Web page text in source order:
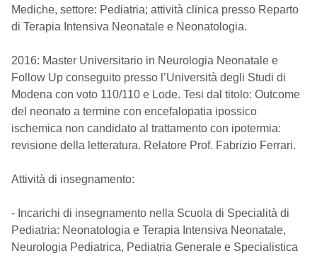
Mediche, settore: Pediatria; attività clinica presso Reparto
di Terapia Intensiva Neonatale e Neonatologia.
2016: Master Universitario in Neurologia Neonatale e
Follow Up conseguito presso l’Università degli Studi di
Modena con voto 110/110 e Lode. Tesi dal titolo: Outcome
del neonato a termine con encefalopatia ipossico
ischemica non candidato al trattamento con ipotermia:
revisione della letteratura. Relatore Prof. Fabrizio Ferrari.
Attività di insegnamento:
- Incarichi di insegnamento nella Scuola di Specialità di
Pediatria: Neonatologia e Terapia Intensiva Neonatale,
Neurologia Pediatrica, Pediatria Generale e Specialistica